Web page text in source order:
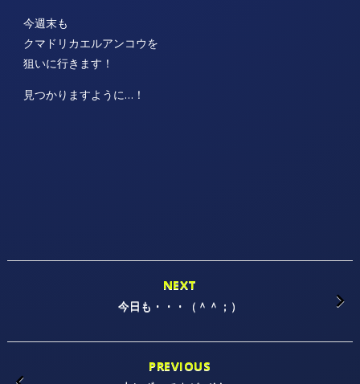
今週末も
クマドリカエルアンコウを
狙いに行きます！
見つかりますように…！
NEXT
今日も・・・（＾＾；）
PREVIOUS